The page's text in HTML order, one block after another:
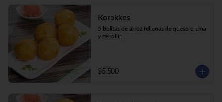
Korokkes
5 bolitas de arroz rellenas de queso crema
y cebollín.
$5.500